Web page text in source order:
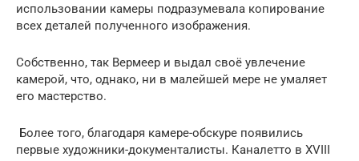
использовании камеры подразумевала копирование
всех деталей полученного изображения.
Собственно, так Вермеер и выдал своё увлечение
камерой, что, однако, ни в малейшей мере не умаляет
его мастерство.
Более того, благодаря камере-обскуре появились
первые художники-документалисты. Каналетто в XVIII